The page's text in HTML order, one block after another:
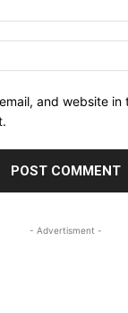
and website
- Advertisment -